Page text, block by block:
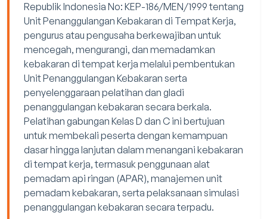
Republik Indonesia No: KEP-186/MEN/1999 tentang
Unit Penanggulangan Kebakaran di Tempat Kerja,
pengurus atau pengusaha berkewajiban untuk
mencegah, mengurangi, dan memadamkan
kebakaran di tempat kerja melalui pembentukan
Unit Penanggulangan Kebakaran serta
penyelenggaraan pelatihan dan gladi
penanggulangan kebakaran secara berkala.
Pelatihan gabungan Kelas D dan C ini bertujuan
untuk membekali peserta dengan kemampuan
dasar hingga lanjutan dalam menangani kebakaran
di tempat kerja, termasuk penggunaan alat
pemadam api ringan (APAR), manajemen unit
pemadam kebakaran, serta pelaksanaan simulasi
penanggulangan kebakaran secara terpadu.